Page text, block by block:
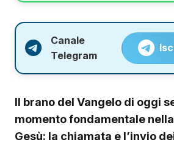
Canale
Telegram
Il brano del Vangelo di oggi
momento fondamentale
Gesù: la chiamata e l’invio